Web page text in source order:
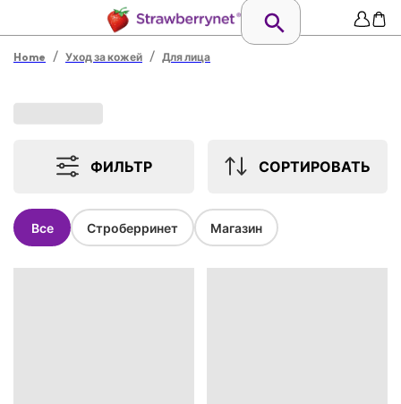
Home / Уход за кожей / Для лица
ФИЛЬТР СОРТИРОВАТЬ
Все Строберринет Магазин